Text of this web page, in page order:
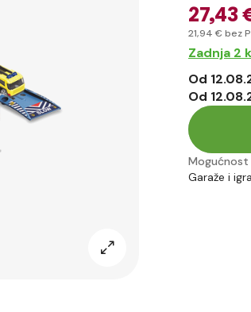
27,43
21,94 € bez
Zadnja 2
Od
Od
Mogućnost
Garaže i